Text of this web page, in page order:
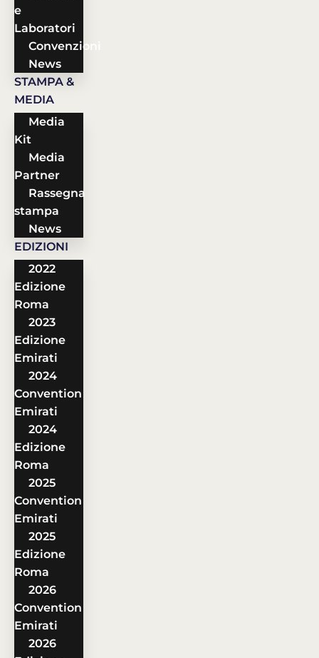
e
Laboratori
Convenzioni
News
STAMPA &
MEDIA
Media
Kit
Media
Partner
Rassegna
stampa
News
EDIZIONI
2022
Edizione
Roma
2023
Edizione
Emirati
2024
Convention
Emirati
2024
Edizione
Roma
2025
Convention
Emirati
2025
Edizione
Roma
2026
Convention
Emirati
2026